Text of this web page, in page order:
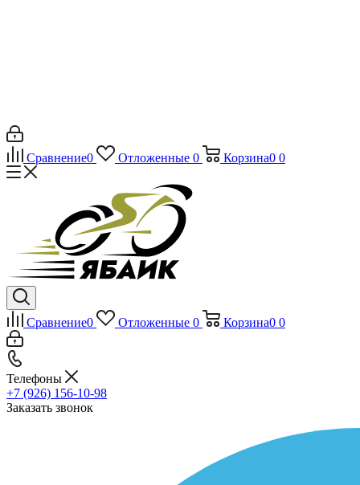
Сравнение0 Отложенные 0 Корзина0 0
Сравнение0 Отложенные 0 Корзина0 0
Телефоны
+7 (926) 156-10-98
Заказать звонок